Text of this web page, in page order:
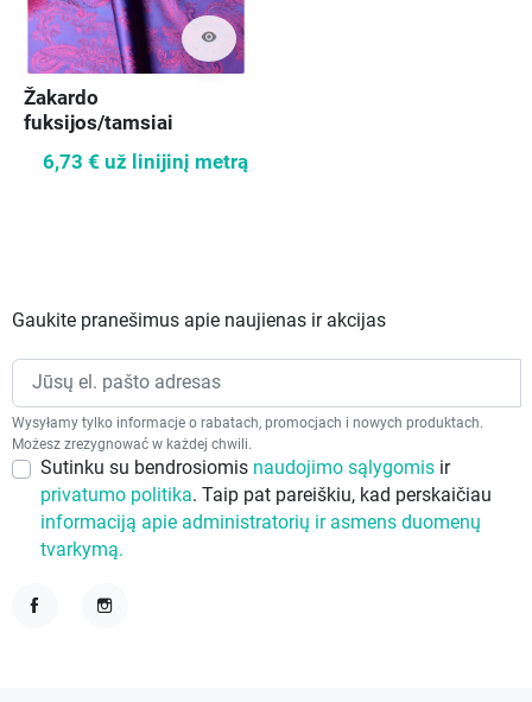
visibility
Žakardo
fuksijos/tamsiai
mėlynos spalvos
KUPON pamušalas
6,73 € už linijinį metrą
Gaukite pranešimus apie naujienas ir akcijas
Wysyłamy tylko informacje o rabatach, promocjach i nowych produktach.
Możesz zrezygnować w każdej chwili.
Sutinku su bendrosiomis naudojimo sąlygomis ir
privatumo politika. Taip pat pareiškiu, kad perskaičiau
informaciją apie administratorių ir asmens duomenų
tvarkymą.